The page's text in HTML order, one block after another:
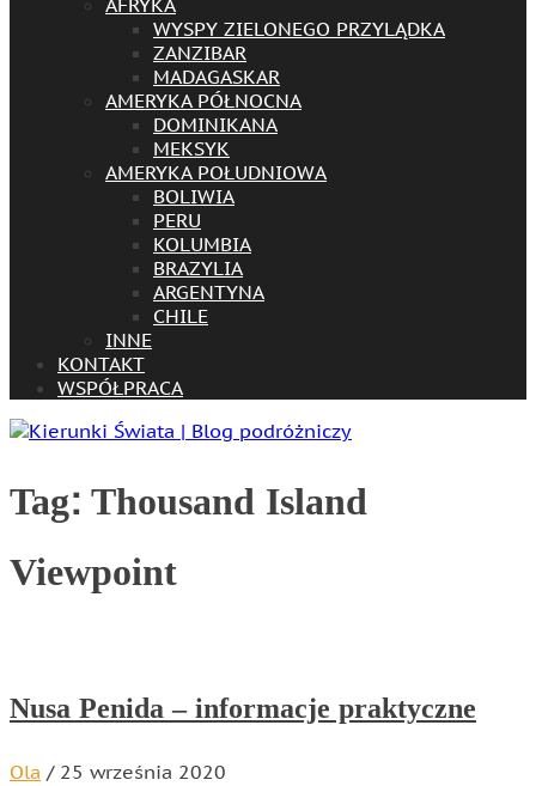
AFRYKA
WYSPY ZIELONEGO PRZYLĄDKA
ZANZIBAR
MADAGASKAR
AMERYKA PÓŁNOCNA
DOMINIKANA
MEKSYK
AMERYKA POŁUDNIOWA
BOLIWIA
PERU
KOLUMBIA
BRAZYLIA
ARGENTYNA
CHILE
INNE
KONTAKT
WSPÓŁPRACA
Tag:Thousand Island
Viewpoint
Nusa Penida – informacje praktyczne
Ola / 25 września 2020